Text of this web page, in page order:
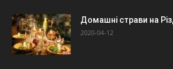
Домашні страви на
2020-04-12